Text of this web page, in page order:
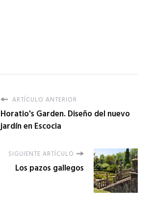
ARTÍCULO ANTERIOR
Horatio's Garden. Diseño del nuevo
jardín en Escocia
SIGUIENTE ARTÍCULO
Los pazos gallegos